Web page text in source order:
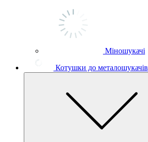
Міношукачі
Котушки до металошукачів